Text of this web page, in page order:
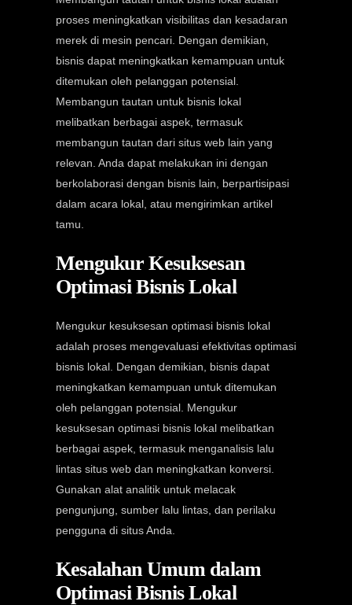
proses meningkatkan visibilitas dan kesadaran
merek di mesin pencari. Dengan demikian,
bisnis dapat meningkatkan kemampuan untuk
ditemukan oleh pelanggan potensial.
Membangun tautan untuk bisnis lokal
melibatkan berbagai aspek, termasuk
membangun tautan dari situs web lain yang
relevan. Anda dapat melakukan ini dengan
berkolaborasi dengan bisnis lain, berpartisipasi
dalam acara lokal, atau mengirimkan artikel
tamu.
Mengukur Kesuksesan
Optimasi Bisnis Lokal
Mengukur kesuksesan optimasi bisnis lokal
adalah proses mengevaluasi efektivitas optimasi
bisnis lokal. Dengan demikian, bisnis dapat
meningkatkan kemampuan untuk ditemukan
oleh pelanggan potensial. Mengukur
kesuksesan optimasi bisnis lokal melibatkan
berbagai aspek, termasuk menganalisis lalu
lintas situs web dan meningkatkan konversi.
Gunakan alat analitik untuk melacak
pengunjung, sumber lalu lintas, dan perilaku
pengguna di situs Anda.
Kesalahan Umum dalam
Optimasi Bisnis Lokal